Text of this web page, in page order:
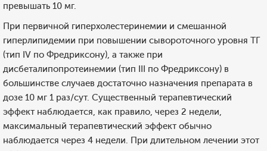
превышать 10 мг.
При первичной гиперхолестеринемии и смешанной
гиперлипидемии при повышении сывороточного уровня ТГ
(тип IV по Фредриксону), а также при
дисбеталипопротеинемии (тип III по Фредриксону) в
большинстве случаев достаточно назначения препарата в
дозе 10 мг 1 раз/сут. Существенный терапевтический
эффект наблюдается, как правило, через 2 недели,
максимальный терапевтический эффект обычно
наблюдается через 4 недели. При длительном лечении этот